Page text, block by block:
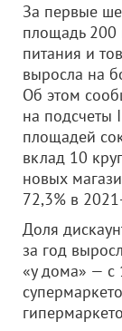
За первые
площадь 200
питания и
выросла на
Об этом
на подсчеты
площадей
вклад 10
новых
72,3% в
Доля
за год
«у дома» — с